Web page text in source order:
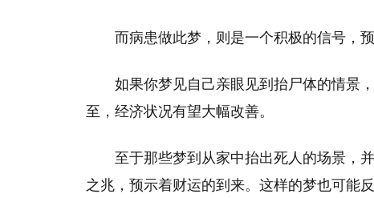
而病患做此梦，则是一个积极的信号，
如果你梦见自己亲眼见到抬尸体的情景
至，经济状况有望大幅改善。
至于那些梦到从家中抬出死人的场景，
之兆，预示着财运的到来。这样的梦也可能